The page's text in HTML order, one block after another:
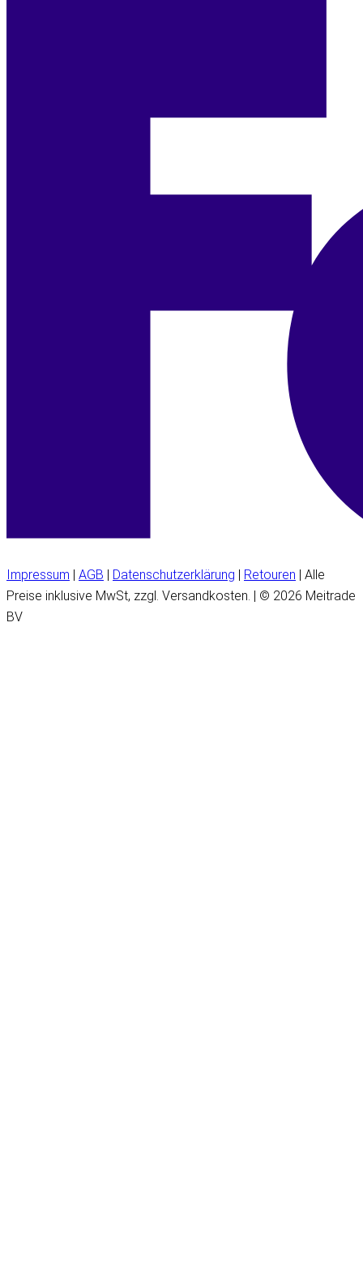
Impressum AGB Datenschutzerklärung Retouren | Alle
Preise inklusive MwSt, zzgl. Versandkosten. | © 2026 Meitrade
BV